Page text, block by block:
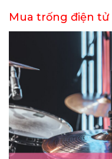
Mua trống điện tử